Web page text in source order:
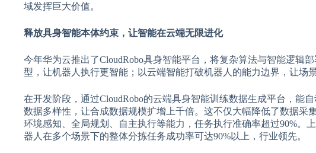
域发挥巨大价值。
释放具身智能本体约束，让智能在云端无限进化
今年华为云推出了CloudRobo具身智能平台，将复杂算法与智能逻辑
型，让机器人执行更智能；以云端智能打破机器人的能力边界，让场景
在开发阶段，通过CloudRobo的云端具身智能训练数据生成平台，能
数据多样性，让合成数据规模扩增上千倍。这不仅大幅降低了数据采
环境感知、全局规划、自主执行等能力，任务执行准确率超过90%。
器人在多个场景下的整体分拣任务成功率可达90%以上，行业领先。